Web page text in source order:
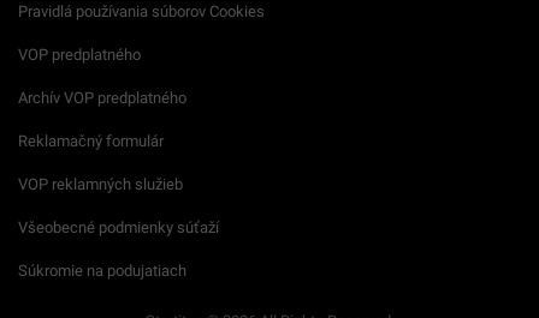
Pravidlá používania súborov Cookies
VOP predplatného
Archív VOP predplatného
Reklamačný formulár
VOP reklamných služieb
Všeobecné podmienky súťaží
Súkromie na podujatiach